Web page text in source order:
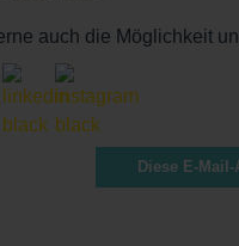
auch die Möglichkeit
Diese E-